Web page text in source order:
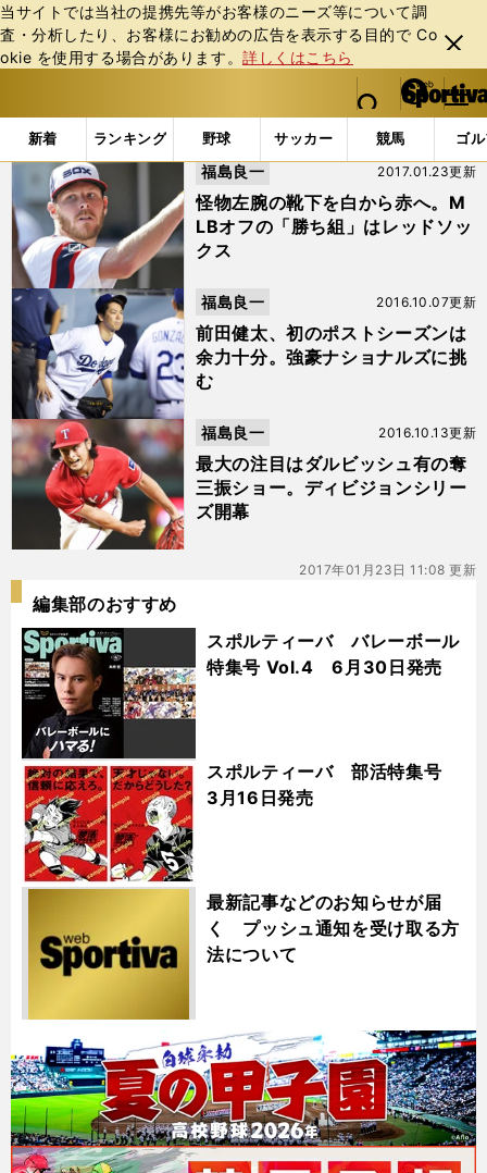
当サイトでは当社の提携先等がお客様のニーズ等について調
査・分析したり、お客様にお勧めの広告を表⽰する⽬的で Co
okie を使⽤する場合があります。詳しくはこちら
閉じ
る
web Sportiva (webスポルティーバ)
検索
マイペ
ー
ジ
メニュ
新着 ランキング 野球 サッカー 競馬 ゴ
b
ス
ポ
ル
テ
ィ
ー
バ
「#リック・ポーセロ」の最新ニュース・ 情報
怪物左腕の靴下を白から赤へ。M
LBオフの「勝ち組」はレッドソッ
クス
2017.01.23更新
福島良一
前田健太、初のポストシーズンは
余力十分。強豪ナショナルズに挑
む
2016.10.07更新
福島良一
最大の注目はダルビッシュ有の奪
三振ショー。ディビジョンシリー
ズ開幕
2016.10.13更新
福島良一
2017年01月23日 11:08 更新
編集部のおすすめ
スポルティーバ バレーボール
特集号 Vol.4 6月30日発売
スポルティーバ 部活特集号
3月16日発売
最新記事などのお知らせが届
く プッシュ通知を受け取る方
法について